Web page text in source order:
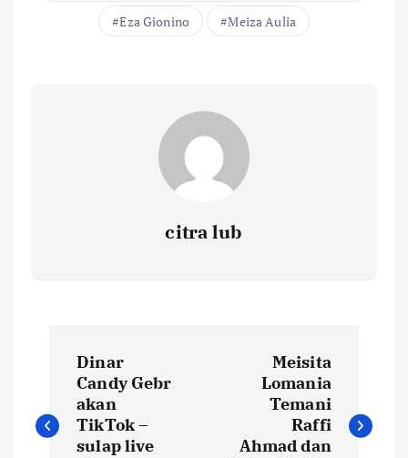
Eza Gionino
Meiza Aulia
citra lub
v
Dinar
Candy Gebr
akan
TikTok –
sulap live
Meisita
Lomania
Temani
Raffi
Ahmad dan